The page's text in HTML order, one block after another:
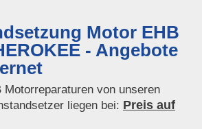
Motor EHB
- Angebote
Motorreparaturen von unseren
liegen bei: Preis auf